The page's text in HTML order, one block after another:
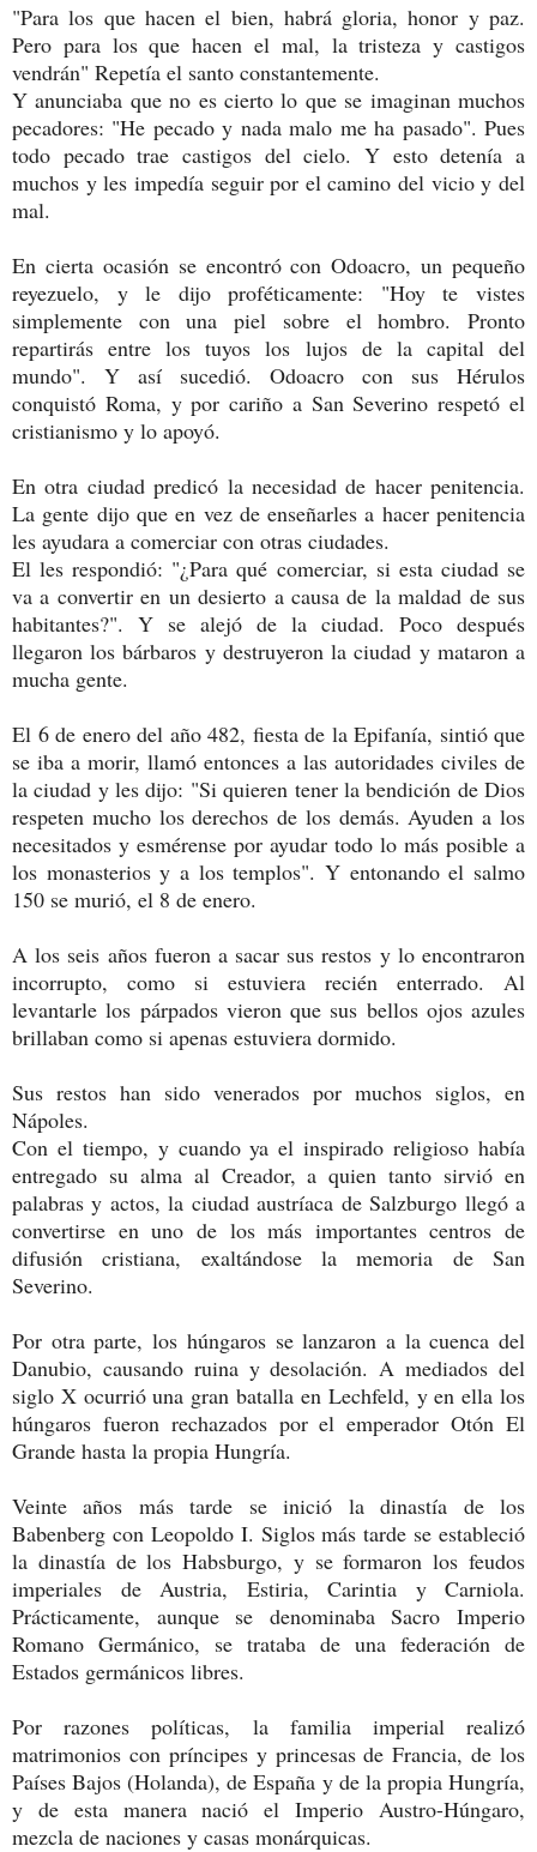
"Para los que hacen el bien, habrá gloria, honor y paz.
Pero para los que hacen el mal, la tristeza y castigos
vendrán" Repetía el santo constantemente.
Y anunciaba que no es cierto lo que se imaginan muchos
pecadores: "He pecado y nada malo me ha pasado". Pues
todo pecado trae castigos del cielo. Y esto detenía a
muchos y les impedía seguir por el camino del vicio y del
mal.
En cierta ocasión se encontró con Odoacro, un pequeño
reyezuelo, y le dijo proféticamente: "Hoy te vistes
simplemente con una piel sobre el hombro. Pronto
repartirás entre los tuyos los lujos de la capital del
mundo". Y así sucedió. Odoacro con sus Hérulos
conquistó Roma, y por cariño a San Severino respetó el
cristianismo y lo apoyó.
En otra ciudad predicó la necesidad de hacer penitencia.
La gente dijo que en vez de enseñarles a hacer penitencia
les ayudara a comerciar con otras ciudades.
El les respondió: "¿Para qué comerciar, si esta ciudad se
va a convertir en un desierto a causa de la maldad de sus
habitantes?". Y se alejó de la ciudad. Poco después
llegaron los bárbaros y destruyeron la ciudad y mataron a
mucha gente.
El 6 de enero del año 482, fiesta de la Epifanía, sintió que
se iba a morir, llamó entonces a las autoridades civiles de
la ciudad y les dijo: "Si quieren tener la bendición de Dios
respeten mucho los derechos de los demás. Ayuden a los
necesitados y esmérense por ayudar todo lo más posible a
los monasterios y a los templos". Y entonando el salmo
150 se murió, el 8 de enero.
A los seis años fueron a sacar sus restos y lo encontraron
incorrupto, como si estuviera recién enterrado. Al
levantarle los párpados vieron que sus bellos ojos azules
brillaban como si apenas estuviera dormido.
Sus restos han sido venerados por muchos siglos, en
Nápoles.
Con el tiempo, y cuando ya el inspirado religioso había
entregado su alma al Creador, a quien tanto sirvió en
palabras y actos, la ciudad austríaca de Salzburgo llegó a
convertirse en uno de los más importantes centros de
difusión cristiana, exaltándose la memoria de San
Severino.
Por otra parte, los húngaros se lanzaron a la cuenca del
Danubio, causando ruina y desolación. A mediados del
siglo X ocurrió una gran batalla en Lechfeld, y en ella los
húngaros fueron rechazados por el emperador Otón El
Grande hasta la propia Hungría.
Veinte años más tarde se inició la dinastía de los
Babenberg con Leopoldo I. Siglos más tarde se estableció
la dinastía de los Habsburgo, y se formaron los feudos
imperiales de Austria, Estiria, Carintia y Carniola.
Prácticamente, aunque se denominaba Sacro Imperio
Romano Germánico, se trataba de una federación de
Estados germánicos libres.
Por razones políticas, la familia imperial realizó
matrimonios con príncipes y princesas de Francia, de los
Países Bajos (Holanda), de España y de la propia Hungría,
y de esta manera nació el Imperio Austro-Húngaro,
mezcla de naciones y casas monárquicas.